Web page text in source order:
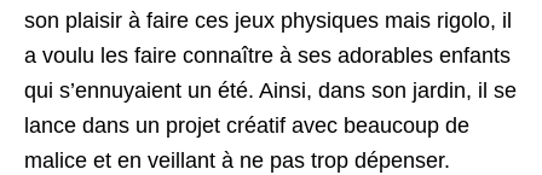
son plaisir à faire ces jeux physiques mais rigolo, il
a voulu les faire connaître à ses adorables enfants
qui s’ennuyaient un été. Ainsi, dans son jardin, il se
lance dans un projet créatif avec beaucoup de
malice et en veillant à ne pas trop dépenser.